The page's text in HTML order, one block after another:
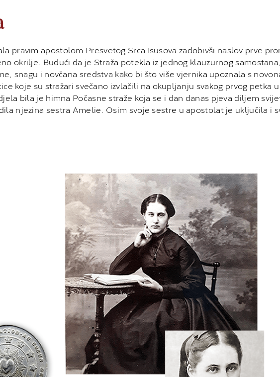
pravim apostolom Presvetog Srca Isusova zadobivši naslov prve
okrilje. Budući da je Straža potekla iz jednog klauzurnog
snagu i novčana sredstva kako bi što više vjernika upoznala s
koje su stražari svečano izvlačili na okupljanju svakog prvog petka
bila je himna Počasne straže koja se i dan danas pjeva diljem
njezina sestra Amelie. Osim svoje sestre u apostolat je uključila i